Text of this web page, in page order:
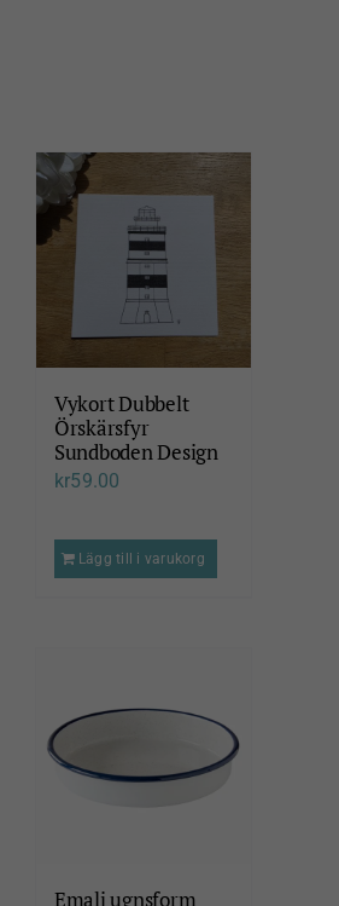
Vykort Dubbelt
Örskärsfyr
Sundboden Design
kr59.00
Lägg till i varukorg
Emalj ugnsform